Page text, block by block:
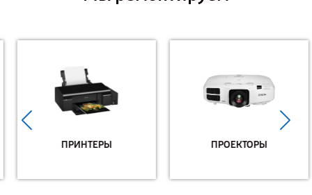
ПРИНТЕРЫ ПРОЕКТОРЫ